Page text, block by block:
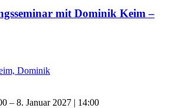
mit Dominik Keim –
Dominik
– 8. Januar 2027 | 14:00